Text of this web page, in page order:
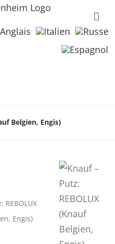
Belgien, Engis)
REBOLUX
Engis)